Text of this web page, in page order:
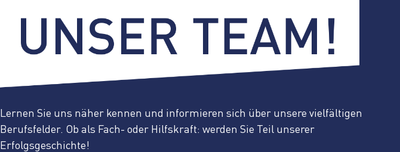
Lernen Sie uns näher kennen und informieren sich über unsere vielfältigen
Berufsfelder. Ob als Fach- oder Hilfskraft: werden Sie Teil unserer
Erfolgsgeschichte!